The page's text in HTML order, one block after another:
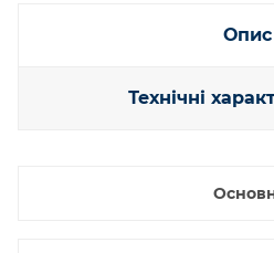
Опис
Технічні